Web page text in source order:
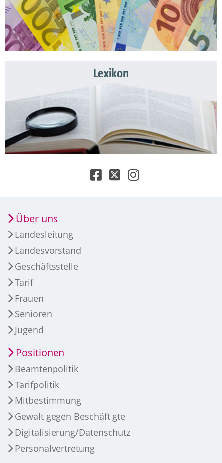
Lexikon
Über uns
Landesleitung
Landesvorstand
Geschäftsstelle
Tarif
Frauen
Senioren
Jugend
Positionen
Beamtenpolitik
Tarifpolitik
Mitbestimmung
Gewalt gegen Beschäftigte
Digitalisierung/Datenschutz
Personalvertretung